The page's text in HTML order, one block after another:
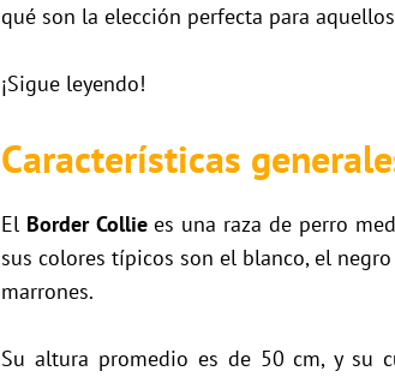
qué son la elección perfecta para
¡Sigue leyendo!
Características
El Border Colliees una raza de perro
sus colores típicos son el blanco, el
marrones.
Su altura promedio es de 50 cm, y su